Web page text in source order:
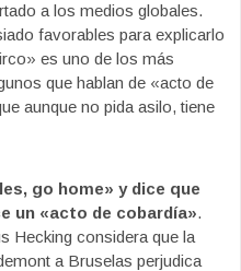
a los medios globales.
favorables para explicarlo
es uno de los más
que hablan de «acto de
aunque no pida asilo, tiene
go home» y dice que
un «acto de cobardía».
Hecking considera que la
a Bruselas perjudica